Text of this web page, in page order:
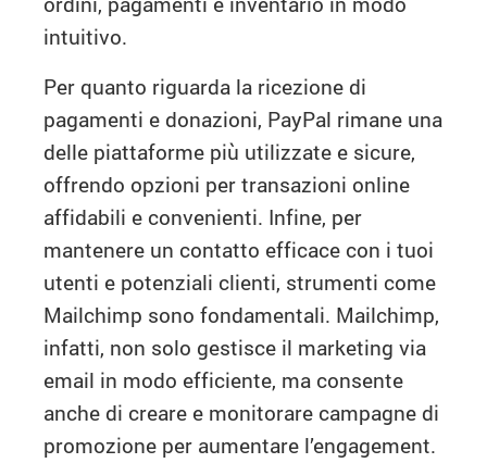
intuitivo.
Per quanto riguarda la ricezione di
pagamenti e donazioni, PayPal rimane una
delle piattaforme più utilizzate e sicure,
offrendo opzioni per transazioni online
affidabili e convenienti. Infine, per
mantenere un contatto efficace con i tuoi
utenti e potenziali clienti, strumenti come
Mailchimp sono fondamentali. Mailchimp,
infatti, non solo gestisce il marketing via
email in modo efficiente, ma consente
anche di creare e monitorare campagne di
promozione per aumentare l’engagement.